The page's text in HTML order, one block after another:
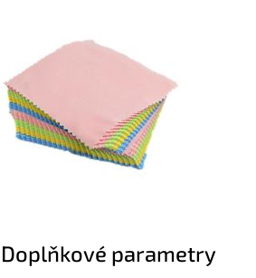
Doplňkové parametry